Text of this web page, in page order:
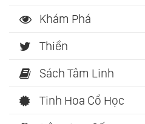
Khám Phá
Thiền
Sách Tâm Linh
Tinh Hoa Cổ Học